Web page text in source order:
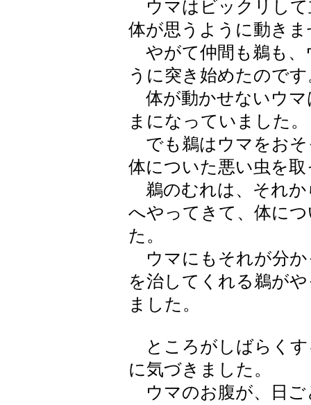
ウマはビックリして
体が思うように動き
やがて仲間も鵜も、
うに突き始めたのです
体が動かせないウマ
まになっていました。
でも鵜はウマをおそ
体についた悪い虫を
鵜のむれは、それか
へやってきて、体に
た。
ウマにもそれが分か
を治してくれる鵜が
ました。
ところがしばらくす
に気づきました。
ウマのお腹が、日ご